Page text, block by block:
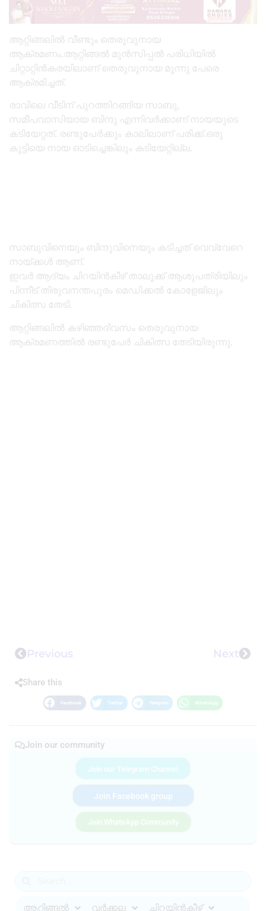
ആറ്റിങ്ങലിൽ വീണ്ടും തെരുവുനായ
ആക്രമണം.ആറ്റിങ്ങൽ മുൻസിപ്പൽ പരിധിയിൽ
ചിറ്റാറ്റിൻകരയിലാണ് തെരുവുനായ മൂന്നു പേരെ
ആക്രമിച്ചത്.
രാവിലെ വീടിന് പുറത്തിറങ്ങിയ സാബു,
സമീപവാസിയായ ബിന്ദു എന്നിവർക്കാണ് നായയുടെ
കടിയേറ്റത്. രണ്ടുപേർക്കും കാലിലാണ് പരിക്ക്.ഒരു
കുട്ടിയെ നായ ഓടിച്ചെങ്കിലും കടിയേറ്റില്ല.
സാബുവിനെയും ബിന്ദുവിനെയും കടിച്ചത് വെവ്വേറെ
നായ്ക്കൾ ആണ്.
ഇവർ ആദ്യം ചിറയിൻകീഴ് താലൂക്ക് ആശുപത്രിയിലും
പിന്നീട് തിരുവനന്തപുരം മെഡിക്കൽ കോളേജിലും
ചികിത്സ തേടി.
ആറ്റിങ്ങലിൽ കഴിഞ്ഞദിവസം തെരുവുനായ
ആക്രമണത്തിൽ രണ്ടുപേർ ചികിത്സ തേടിയിരുന്നു.
Previous Next
Share this
Facebook Twitter Telegram WhatsApp
Join our community
Join our Telegram Channel
Join Facebook group
Join WhatsApp Community
ആറ്റിങ്ങൽ വർക്കല ചിറയിൻകീഴ്